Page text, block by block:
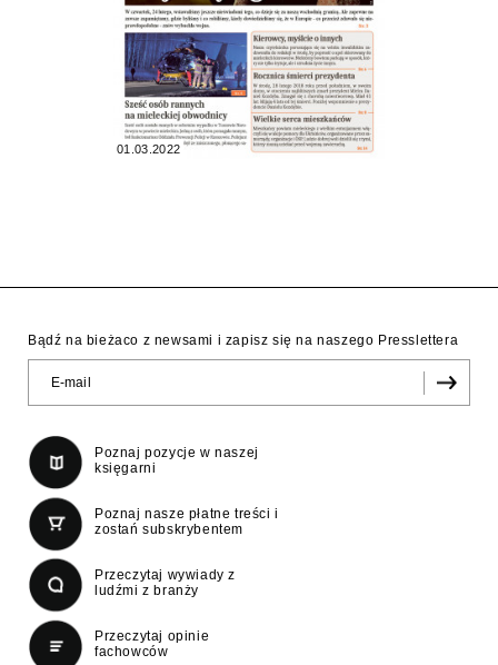
01.03.2022
Bądź na bieżaco z newsami i zapisz się na naszego Presslettera
Poznaj pozycje w naszej
księgarni
Poznaj nasze płatne treści i
zostań subskrybentem
Przeczytaj wywiady z
ludźmi z branży
Przeczytaj opinie
fachowców